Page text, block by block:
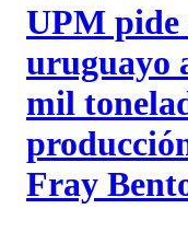
UPM
uruguayo
mil
Fray